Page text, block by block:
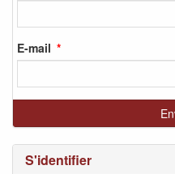
E-mail
S'identifier